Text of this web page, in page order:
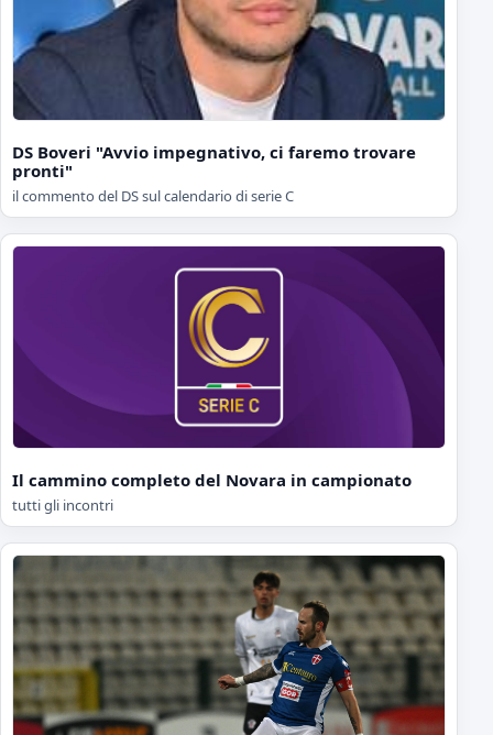
DS Boveri "Avvio impegnativo, ci faremo trovare
pronti"
il commento del DS sul calendario di serie C
Il cammino completo del Novara in campionato
tutti gli incontri